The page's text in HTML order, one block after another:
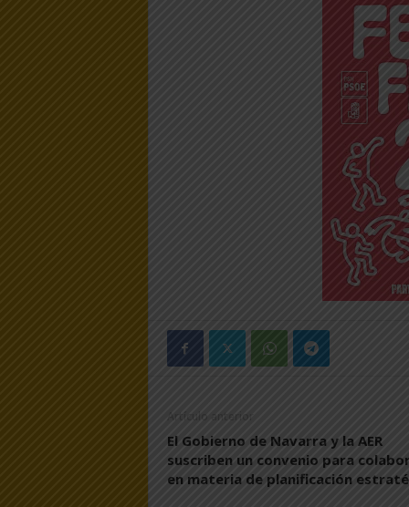
Artículo anterior
El Gobierno de Navarra y la AER
suscriben un convenio para
en materia de planificación